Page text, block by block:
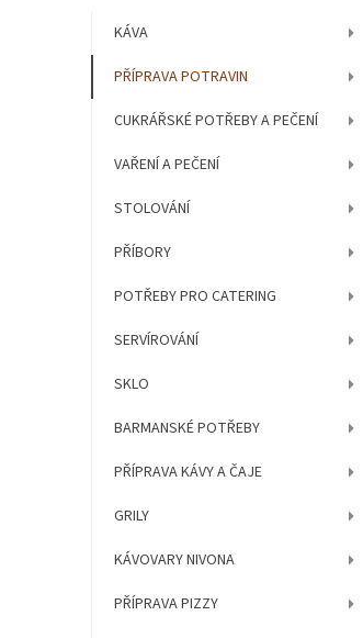
r
n
KÁVA
PŘÍPRAVA POTRAVIN
CUKRÁŘSKÉ POTŘEBY A PEČENÍ
VAŘENÍ A PEČENÍ
STOLOVÁNÍ
PŘÍBORY
POTŘEBY PRO CATERING
SERVÍROVÁNÍ
SKLO
BARMANSKÉ POTŘEBY
PŘÍPRAVA KÁVY A ČAJE
GRILY
KÁVOVARY NIVONA
PŘÍPRAVA PIZZY